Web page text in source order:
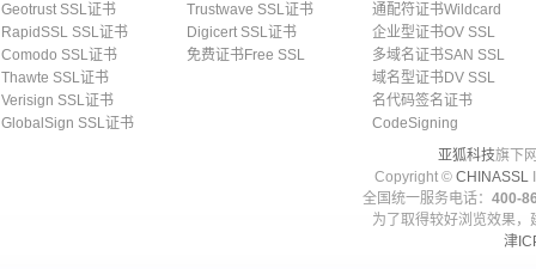
Geotrust SSL证书
RapidSSL SSL证书
Comodo SSL证书
Thawte SSL证书
Verisign SSL证书
GlobalSign SSL证书
Trustwave SSL证书
Digicert SSL证书
免费证书Free SSL
通配符证书Wildcard
企业型证书OV SSL
多域名证书SAN SSL
域名型证书DV SSL
名代码签名证书
CodeSigning
亚狐科技旗下
Copyright © CHINASSL
全国统一服务电话： 400-
为了取得较好浏览效果
津